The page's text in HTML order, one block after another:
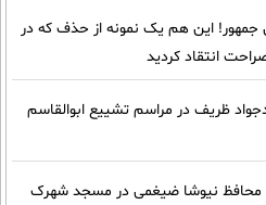
جمهور! این هم یک نمونه از حذف که در
انتقاد کردید
ظریف در مراسم تشییع ابوالقاسم
محافظ نیوشا ضیغمی در مسجد شهرک